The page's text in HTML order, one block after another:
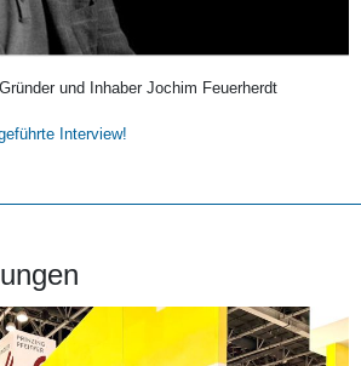
und Inhaber Jochim Feuerherdt
Interview!